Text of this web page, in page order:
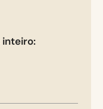
inteiro: